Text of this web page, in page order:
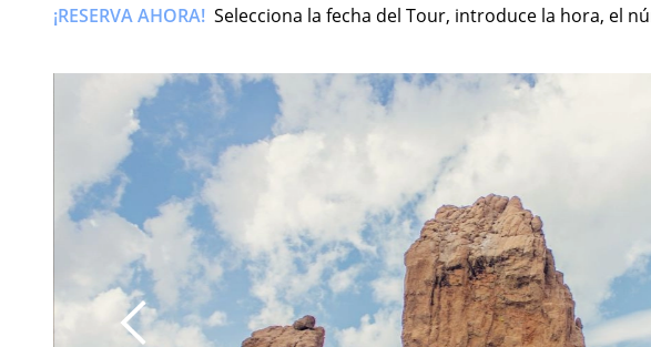
¡RESERVA AHORA! Selecciona la fecha del Tour, introduce la hora, el